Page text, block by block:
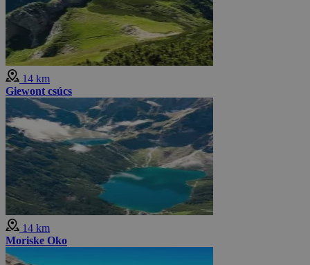
14 km
Giewont csúcs
14 km
Moriske Oko